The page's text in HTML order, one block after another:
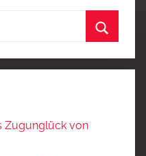
Zugunglück von